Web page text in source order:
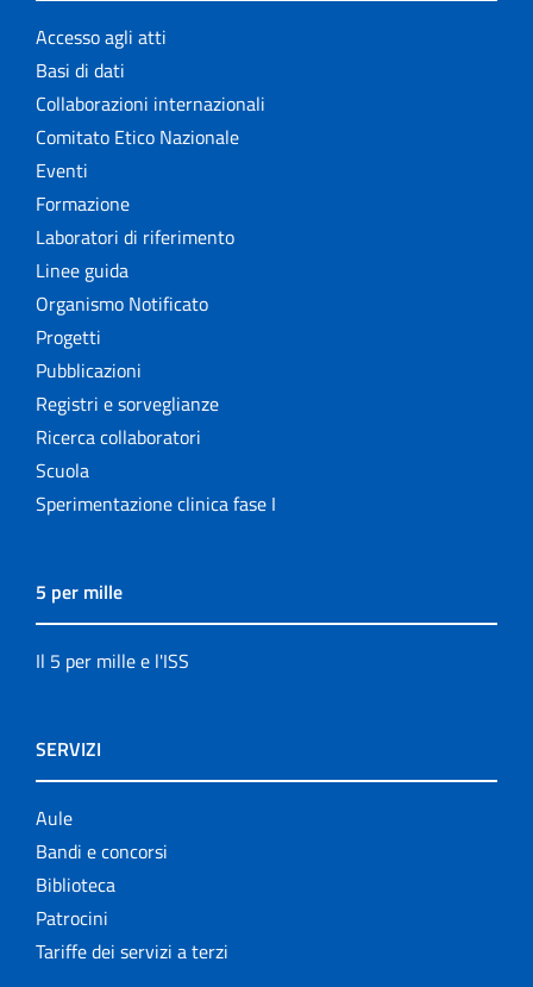
Accesso agli atti
Basi di dati
Collaborazioni internazionali
Comitato Etico Nazionale
Eventi
Formazione
Laboratori di riferimento
Linee guida
Organismo Notificato
Progetti
Pubblicazioni
Registri e sorveglianze
Ricerca collaboratori
Scuola
Sperimentazione clinica fase I
5 per mille
Il 5 per mille e l'ISS
SERVIZI
Aule
Bandi e concorsi
Biblioteca
Patrocini
Tariffe dei servizi a terzi